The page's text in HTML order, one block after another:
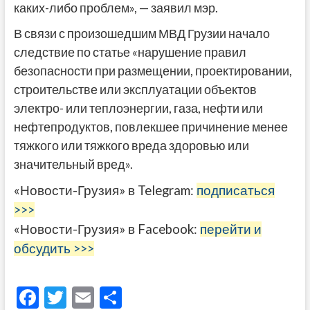
каких-либо проблем», — заявил мэр.
В связи с произошедшим МВД Грузии начало
следствие по статье «нарушение правил
безопасности при размещении, проектировании,
строительстве или эксплуатации объектов
электро- или теплоэнергии, газа, нефти или
нефтепродуктов, повлекшее причинение менее
тяжкого или тяжкого вреда здоровью или
значительный вред».
«Новости-Грузия» в Telegram: подписаться
>>>
«Новости-Грузия» в Facebook: перейти и
обсудить >>>
F T E О